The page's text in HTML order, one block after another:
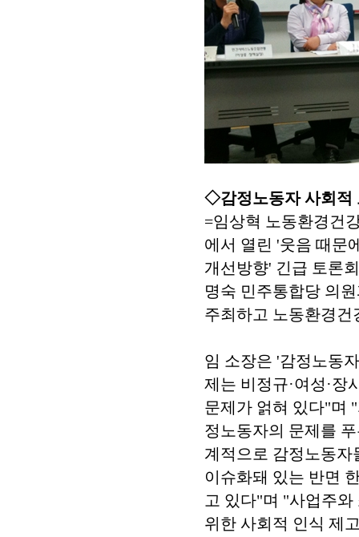
◇감정노동자 사회적
=임상혁 노동환경건
에서 열린 '웃음 때문
개선방향' 긴급 토론
명숙 민주통합당 의
주최하고 노동환경
임 소장은 '감정노동
제는 비정규·여성·장
문제가 얽혀 있다"며
정노동자의 문제를
계적으로 감정노동자
이슈화돼 있는 반면
고 있다"며 "사업주
위한 사회적 인식 제